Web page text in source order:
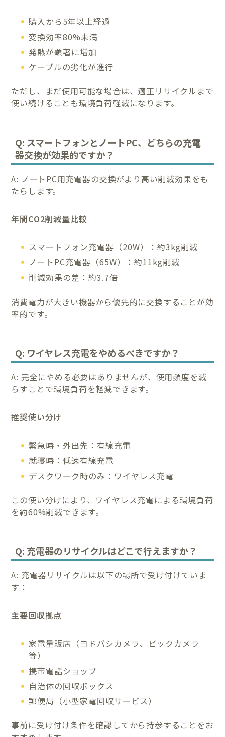
購入から5年以上経過
変換効率80%未満
発熱が顕著に増加
ケーブルの劣化が進行
ただし、まだ使用可能な場合は、適正リサイクルまで
使い続けることも環境負荷軽減になります。
Q: スマートフォンとノートPC、どちらの充電
器交換が効果的ですか？
A: ノートPC用充電器の交換がより高い削減効果をも
たらします。
年間CO2削減量比較
スマートフォン充電器（20W）：約3kg削減
ノートPC充電器（65W）：約11kg削減
削減効果の差：約3.7倍
消費電力が大きい機器から優先的に交換することが効
率的です。
Q: ワイヤレス充電をやめるべきですか？
A: 完全にやめる必要はありませんが、使用頻度を減
らすことで環境負荷を軽減できます。
推奨使い分け
緊急時・外出先：有線充電
就寝時：低速有線充電
デスクワーク時のみ：ワイヤレス充電
この使い分けにより、ワイヤレス充電による環境負荷
を約60%削減できます。
Q: 充電器のリサイクルはどこで行えますか？
A: 充電器リサイクルは以下の場所で受け付けていま
す：
主要回収拠点
家電量販店（ヨドバシカメラ、ビックカメラ
等）
携帯電話ショップ
自治体の回収ボックス
郵便局（小型家電回収サービス）
事前に受け付け条件を確認してから持参することをお